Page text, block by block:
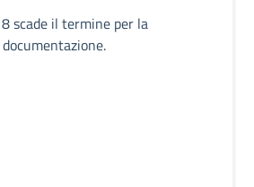
scade il termine per la